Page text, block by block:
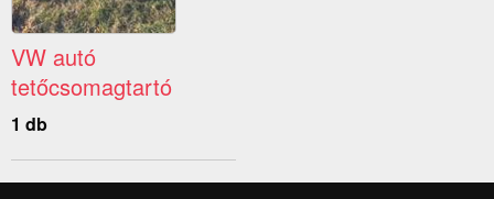
VW autó
tetőcsomagtartó
1 db